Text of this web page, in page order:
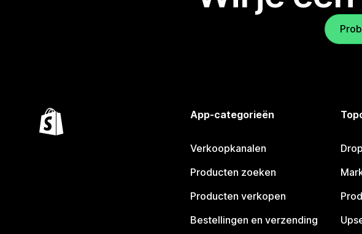
App-categorieën
Verkoopkanalen
Producten zoeken
Producten verkopen
Bestellingen en verzending